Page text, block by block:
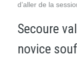
d’aller de la
Secoure
novice